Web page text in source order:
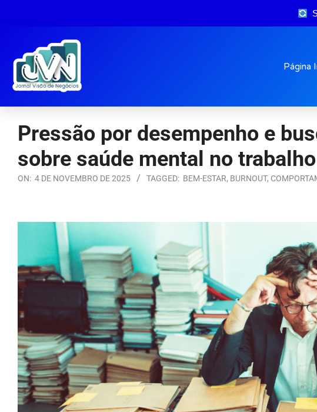
Página
Pressão por desempenho e
sobre saúde mental no trabalho
ON: 4 DE NOVEMBRO DE 2025 TAGGED: BEM-ESTAR, BURNOUT,